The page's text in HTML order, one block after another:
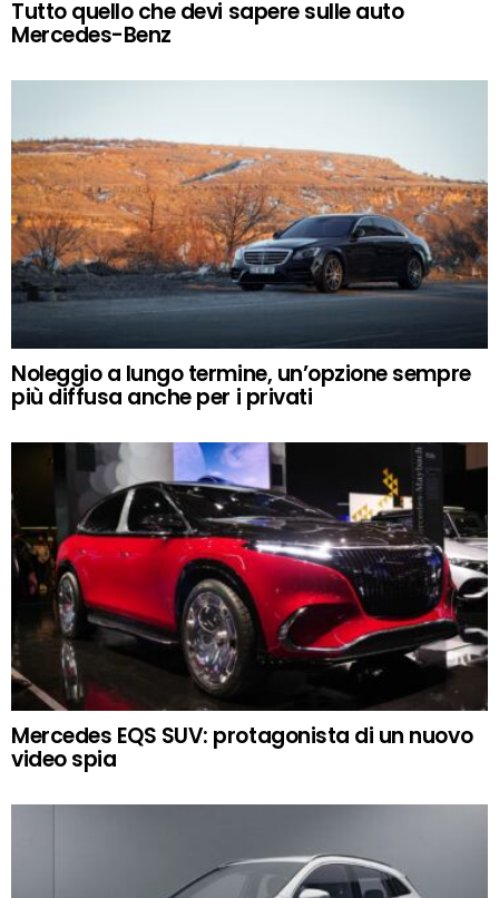
Tutto quello che devi sapere sulle auto
Mercedes-Benz
Noleggio a lungo termine, un’opzione sempre
più diffusa anche per i privati
Mercedes EQS SUV: protagonista di un nuovo
video spia